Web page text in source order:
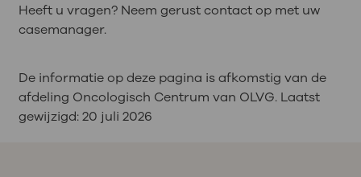
Heeft u vragen? Neem gerust contact op met uw
casemanager.
De informatie op deze pagina is afkomstig van de
afdeling Oncologisch Centrum van OLVG. Laatst
gewijzigd:20 juli 2026